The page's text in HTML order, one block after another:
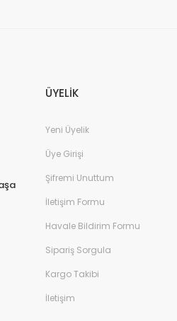
ÜYELİK
Yeni Üyelik
Üye Girişi
Şifremi Unuttum
İletişim Formu
Havale Bildirim Formu
Sipariş Sorgula
Kargo Takibi
İletişim